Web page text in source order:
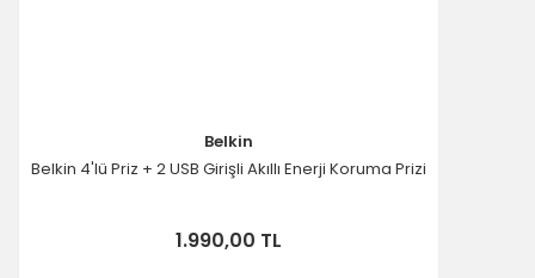
Belkin
Belkin 4'lü Priz + 2 USB Girişli Akıllı Enerji Koruma Prizi
1.990,00 TL